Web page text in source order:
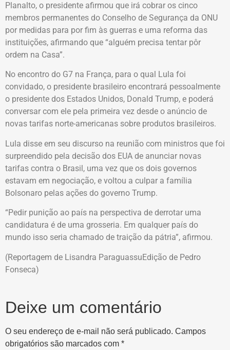
Planalto, o presidente afirmou que irá cobrar os cinco
membros permanentes do Conselho de Segurança da ONU
por medidas para por fim às guerras e uma reforma das
instituições, afirmando que “alguém precisa tentar pôr
ordem na Casa”.
No encontro do G7 na França, para o qual Lula foi
convidado, o presidente brasileiro encontrará pessoalmente
o presidente dos Estados Unidos, Donald Trump, e poderá
conversar com ele pela primeira vez desde o anúncio de
novas tarifas norte-americanas sobre produtos brasileiros.
Lula disse em seu discurso na reunião com ministros que foi
surpreendido pela decisão dos EUA de anunciar novas
tarifas contra o Brasil, uma vez que os dois governos
estavam em negociação, e voltou a culpar a família
Bolsonaro pelas ações do governo Trump.
“Pedir punição ao país na perspectiva de derrotar uma
candidatura é de uma grosseria. Em qualquer país do
mundo isso seria chamado de traição da pátria”, afirmou.
(Reportagem de Lisandra ParaguassuEdição de Pedro
Fonseca)
Deixe um comentário
O seu endereço de e-mail não será publicado. Campos
obrigatórios são marcados com *